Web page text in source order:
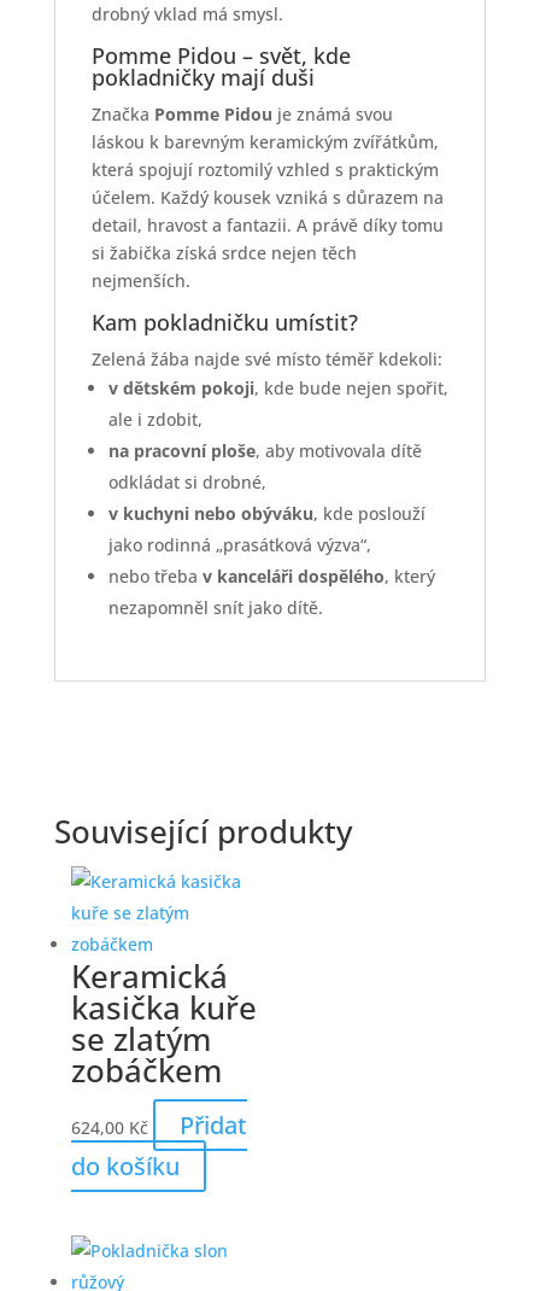
drobný vklad má smysl.
Pomme Pidou – svět, kde
pokladničky mají duši
Značka Pomme Pidou je známá svou
láskou k barevným keramickým zvířátkům,
která spojují roztomilý vzhled s praktickým
účelem. Každý kousek vzniká s důrazem na
detail, hravost a fantazii. A právě díky tomu
si žabička získá srdce nejen těch
nejmenších.
Kam pokladničku umístit?
Zelená žába najde své místo téměř kdekoli:
v dětském pokoji, kde bude nejen spořit,
ale i zdobit,
na pracovní ploše, aby motivovala dítě
odkládat si drobné,
v kuchyni nebo obýváku, kde poslouží
jako rodinná „prasátková výzva“,
nebo třeba v kanceláři dospělého, který
nezapomněl snít jako dítě.
Související produkty
Keramická
kasička kuře
se zlatým
zobáčkem
624,00 Kč
Přidat
do košíku